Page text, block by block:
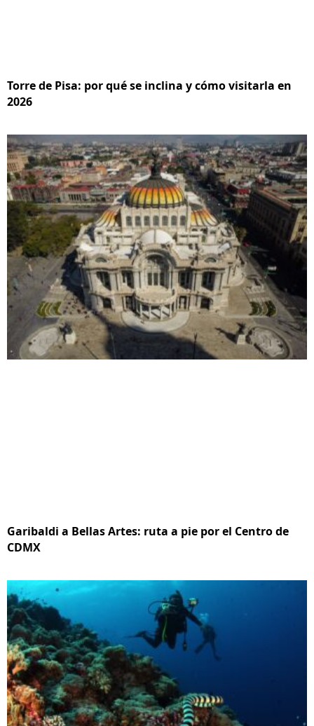
Torre de Pisa: por qué se inclina y cómo visitarla en
2026
Garibaldi a Bellas Artes: ruta a pie por el Centro de
CDMX